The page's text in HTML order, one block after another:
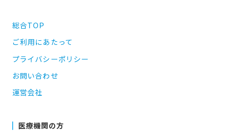
総合TOP
ご利用にあたって
プライバシーポリシー
お問い合わせ
運営会社
医療機関の方